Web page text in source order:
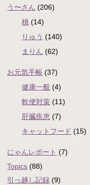
う〜さん (206)
桃 (14)
りゅう (140)
まりん (62)
お元気手帳 (37)
健康一般 (4)
軟便対策 (11)
肝臓疾患 (7)
キャットフード (15)
にゃんレポート (7)
Topics (88)
引っ越し記録 (9)